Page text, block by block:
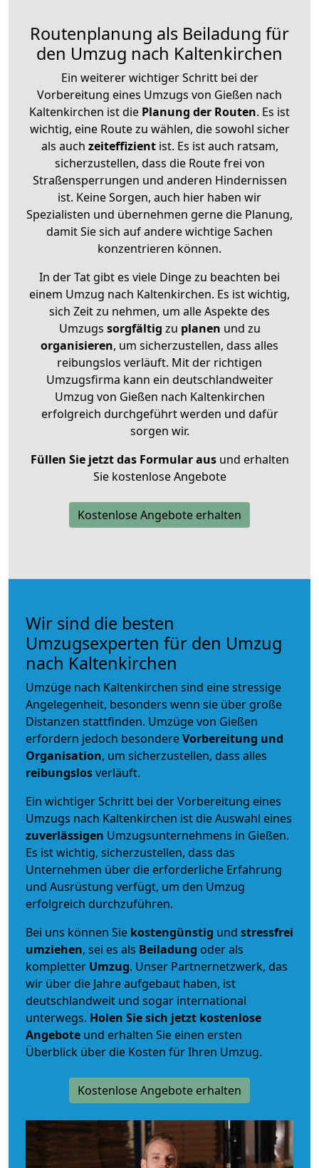
Routenplanung als Beiladung für
den Umzug nach Kaltenkirchen
Ein weiterer wichtiger Schritt bei der
Vorbereitung eines Umzugs von Gießen nach
Kaltenkirchen ist die Planung der Routen. Es ist
wichtig, eine Route zu wählen, die sowohl sicher
als auch zeiteffizientist. Es ist auch ratsam,
sicherzustellen, dass die Route frei von
Straßensperrungen und anderen Hindernissen
ist. Keine Sorgen, auch hier haben wir
Spezialisten und übernehmen gerne die Planung,
damit Sie sich auf andere wichtige Sachen
konzentrieren können.
In der Tat gibt es viele Dinge zu beachten bei
einem Umzug nach Kaltenkirchen. Es ist wichtig,
sich Zeit zu nehmen, um alle Aspekte des
Umzugs sorgfältig zu planen und zu
organisieren, um sicherzustellen, dass alles
reibungslos verläuft. Mit der richtigen
Umzugsfirma kann ein deutschlandweiter
Umzug von Gießen nach Kaltenkirchen
erfolgreich durchgeführt werden und dafür
sorgen wir.
Füllen Sie jetzt das Formular ausund erhalten
Sie kostenlose Angebote
Kostenlose Angebote erhalten
Wir sind die besten
Umzugsexperten für den Umzug
nach Kaltenkirchen
Umzüge nach Kaltenkirchen sind eine stressige
Angelegenheit, besonders wenn sie über große
Distanzen stattfinden. Umzüge von Gießen
erfordern jedoch besondereVorbereitung und
Organisation, um sicherzustellen, dass alles
reibungslosverläuft.
Ein wichtiger Schritt bei der Vorbereitung eines
Umzugs nach Kaltenkirchen ist die Auswahl eines
zuverlässigen Umzugsunternehmens in Gießen.
Es ist wichtig, sicherzustellen, dass das
Unternehmen über die erforderliche Erfahrung
und Ausrüstung verfügt, um den Umzug
erfolgreich durchzuführen.
Bei uns können Sie kostengünstig und stressfrei
umziehen, sei es als Beiladung oder als
kompletter Umzug. Unser Partnernetzwerk, das
wir über die Jahre aufgebaut haben, ist
deutschlandweit und sogar international
unterwegs. Holen Sie sich jetzt kostenlose
Angebote und erhalten Sie einen ersten
Überblick über die Kosten für Ihren Umzug.
Kostenlose Angebote erhalten